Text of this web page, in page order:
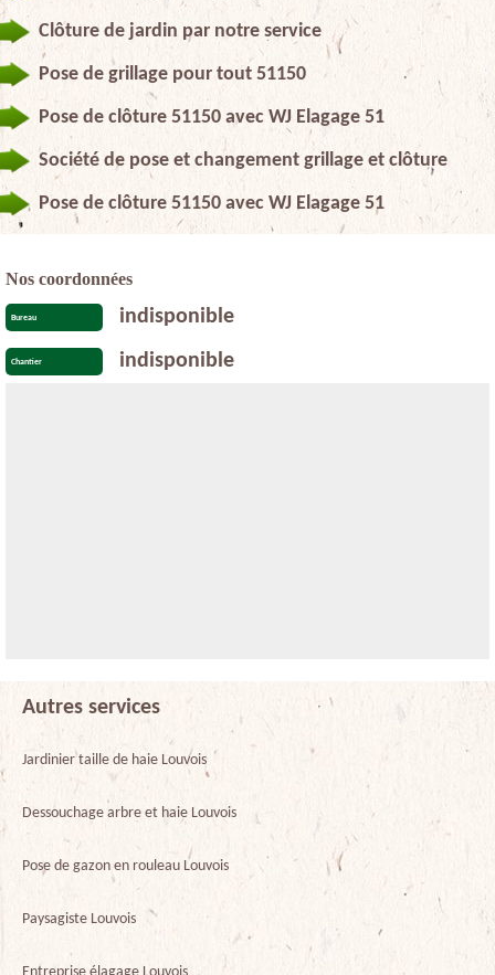
Clôture de jardin par notre service
Pose de grillage pour tout 51150
Pose de clôture 51150 avec WJ Elagage 51
Société de pose et changement grillage et clôture
Pose de clôture 51150 avec WJ Elagage 51
Nos coordonnées
Bureau indisponible
Chantier indisponible
Autres services
Jardinier taille de haie Louvois
Dessouchage arbre et haie Louvois
Pose de gazon en rouleau Louvois
Paysagiste Louvois